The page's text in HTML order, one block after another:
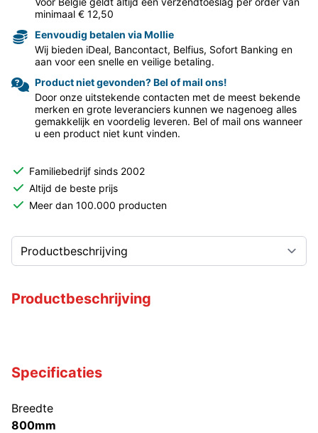
minimaal € 12,50
Eenvoudig betalen via Mollie
Wij bieden iDeal, Bancontact, Belfius, Sofort Banking en
aan voor een snelle en veilige betaling.
Product niet gevonden? Bel of mail ons!
Door onze uitstekende contacten met de meest bekende
merken en grote leveranciers kunnen we nagenoeg alles
gemakkelijk en voordelig leveren. Bel of mail ons wanneer
u een product niet kunt vinden.
Familiebedrijf sinds 2002
Altijd de beste prijs
Meer dan 100.000 producten
Productbeschrijving
Specificaties
Breedte
800mm